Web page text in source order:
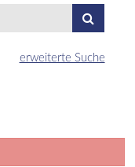
Kurse
suchen
erweiterte Suche